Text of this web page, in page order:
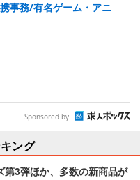
事務/有名ゲーム・アニ
Sponsored by
ング
第3弾ほか、多数の新商品が